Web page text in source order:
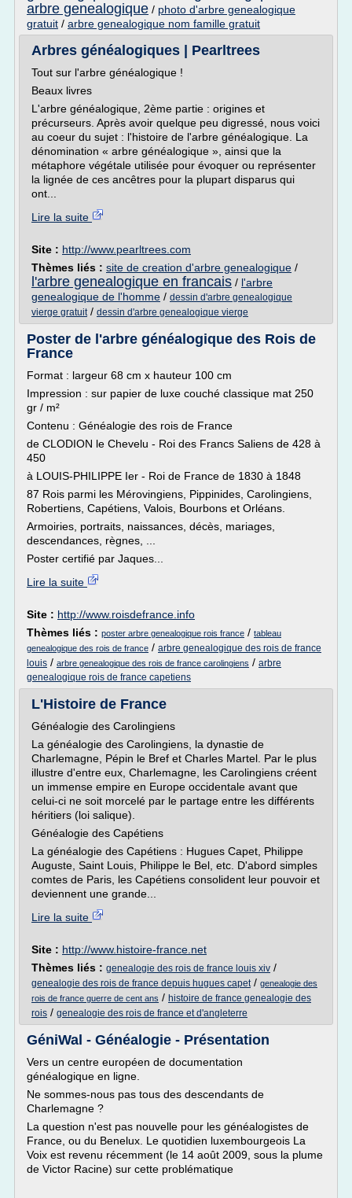
arbre genealogique / photo d'arbre genealogique
gratuit / arbre genealogique nom famille gratuit
Arbres généalogiques | Pearltrees
Tout sur l'arbre généalogique !
Beaux livres
L'arbre généalogique, 2ème partie : origines et
précurseurs. Après avoir quelque peu digressé, nous voici
au coeur du sujet : l'histoire de l'arbre généalogique. La
dénomination « arbre généalogique », ainsi que la
métaphore végétale utilisée pour évoquer ou représenter
la lignée de ces ancêtres pour la plupart disparus qui
ont...
Lire la suite
Site : http://www.pearltrees.com
Thèmes liés : site de creation d'arbre genealogique /
l'arbre genealogique en francais / l'arbre
genealogique de l'homme / dessin d'arbre genealogique
vierge gratuit/ dessin d'arbre genealogique vierge
Poster de l'arbre généalogique des Rois de
France
Format : largeur 68 cm x hauteur 100 cm
Impression : sur papier de luxe couché classique mat 250
gr / m²
Contenu : Généalogie des rois de France
de CLODION le Chevelu - Roi des Francs Saliens de 428 à
450
à LOUIS-PHILIPPE Ier - Roi de France de 1830 à 1848
87 Rois parmi les Mérovingiens, Pippinides, Carolingiens,
Robertiens, Capétiens, Valois, Bourbons et Orléans.
Armoiries, portraits, naissances, décès, mariages,
descendances, règnes, ...
Poster certifié par Jaques...
Lire la suite
Site : http://www.roisdefrance.info
Thèmes liés : poster arbre genealogique rois france / tableau
genealogique des rois de france / arbre genealogique des rois de france
louis / arbre genealogique des rois de france carolingiens / arbre
genealogique rois de france capetiens
L'Histoire de France
Généalogie des Carolingiens
La généalogie des Carolingiens, la dynastie de
Charlemagne, Pépin le Bref et Charles Martel. Par le plus
illustre d'entre eux, Charlemagne, les Carolingiens créent
un immense empire en Europe occidentale avant que
celui-ci ne soit morcelé par le partage entre les différents
héritiers (loi salique).
Généalogie des Capétiens
La généalogie des Capétiens : Hugues Capet, Philippe
Auguste, Saint Louis, Philippe le Bel, etc. D'abord simples
comtes de Paris, les Capétiens consolident leur pouvoir et
deviennent une grande...
Lire la suite
Site : http://www.histoire-france.net
Thèmes liés : genealogie des rois de france louis xiv /
genealogie des rois de france depuis hugues capet/ genealogie des
rois de france guerre de cent ans / histoire de france genealogie des
rois / genealogie des rois de france et d'angleterre
GéniWal - Généalogie - Présentation
Vers un centre européen de documentation
généalogique en ligne.
Ne sommes-nous pas tous des descendants de
Charlemagne ?
La question n'est pas nouvelle pour les généalogistes de
France, ou du Benelux. Le quotidien luxembourgeois La
Voix est revenu récemment (le 14 août 2009, sous la plume
de Victor Racine) sur cette problématique